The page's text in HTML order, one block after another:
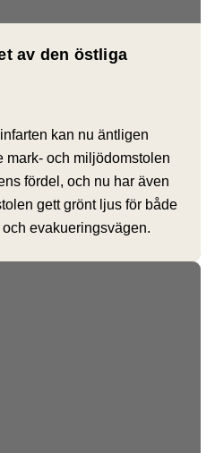
av den östliga
kan nu äntligen
mark- och miljödomstolen
fördel, och nu har även
gett grönt ljus för både
evakueringsvägen.